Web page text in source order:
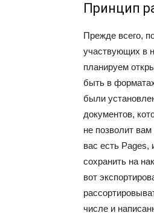
Принцип
Прежде всего,
участвующих в
планируем
быть в
были
документов,
не позволит
вас есть Pages,
сохранить на
вот
числе и